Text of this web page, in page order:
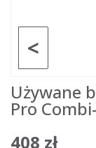
<
Używane
Pro
408 zł